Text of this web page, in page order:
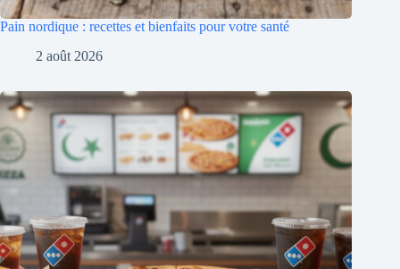
Pain nordique : recettes et bienfaits pour votre santé
2 août 2026